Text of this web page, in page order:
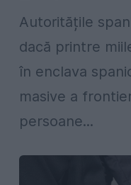
Autoritățile
dacă printre
în enclava
masive a
persoane...